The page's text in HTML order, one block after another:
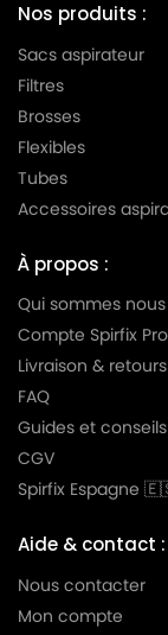
Nos produits :
Sacs aspirateur
Filtres
Brosses
Flexibles
Tubes
Accessoires
À propos :
Qui sommes nous
Compte Spirfix Pro
Livraison & retours
FAQ
Guides et conseils
CGV
Spirfix Espagne
Aide & contact :
Nous contacter
Mon compte